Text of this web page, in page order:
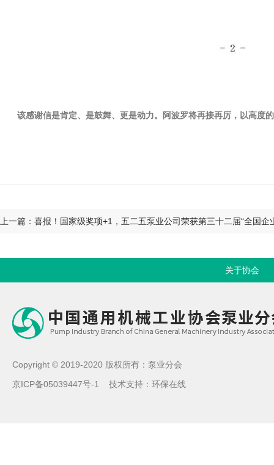
该感谢信是肯定、是鼓舞、更是动力。阿波罗将再接再厉，以高度
上一篇：喜报！国家级奖项+1，五二五泵业公司荣获第三十二届“全国企
关于协会
Copyright © 2019-2020 版权所有：泵业分会
京ICP备05039447号-1
技术支持： 环保在线